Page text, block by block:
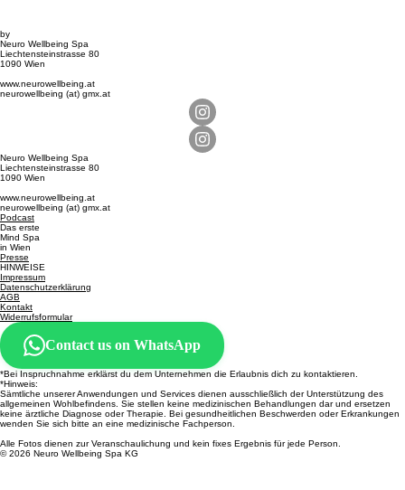
by
Neuro Wellbeing Spa
Liechtensteinstrasse 80
1090 Wien
www.neurowellbeing.at
neurowellbeing (at) gmx.at
Neuro Wellbeing Spa
Liechtensteinstrasse 80
1090 Wien
www.neurowellbeing.at
neurowellbeing (at) gmx.at
Podcast
Das erste
Mind Spa
in Wien
Presse
HINWEISE
Impressum
Datenschutzerklärung
AGB
Kontakt
Widerrufsformular
Contact us on WhatsApp
*Bei Inspruchnahme erklärst du dem Unternehmen die Erlaubnis dich zu kontaktieren.
​​*Hinweis:
Sämtliche unserer Anwendungen und Services dienen ausschließlich der Unterstützung des
allgemeinen Wohlbefindens. Sie stellen keine medizinischen Behandlungen dar und ersetzen
keine ärztliche Diagnose oder Therapie. Bei gesundheitlichen Beschwerden oder Erkrankungen
wenden Sie sich bitte an eine medizinische Fachperson.
Alle Fotos dienen zur Veranschaulichung und kein fixes Ergebnis für jede Person.
© 2026 Neuro Wellbeing Spa KG